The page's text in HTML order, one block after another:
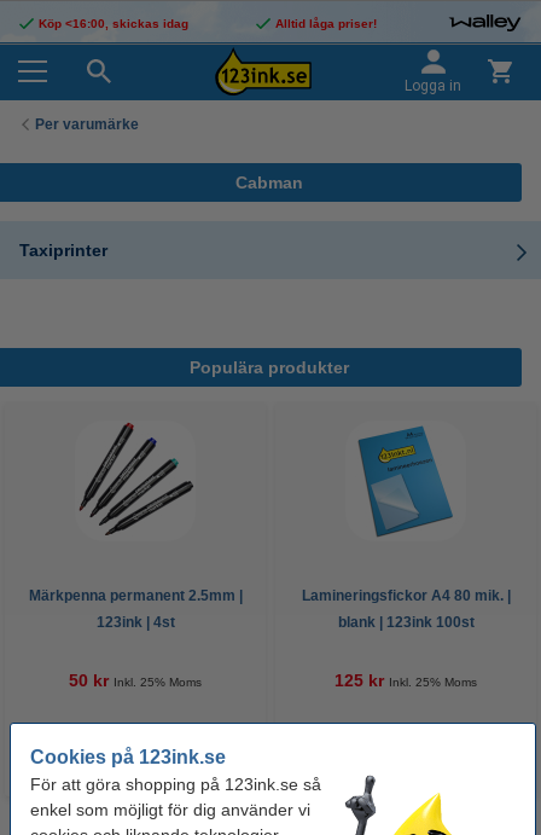
Cookies på 123ink.se
För att göra shopping på 123ink.se så
enkel som möjligt för dig använder vi
Köp <16:00, skickas idag Alltid låga priser!
Logga in
Per varumärke
Cabman
Taxiprinter
Populära produkter
Märkpenna permanent 2.5mm |
123ink | 4st
50 kr Inkl. 25% Moms
Lamineringsfickor A4 80 mik. |
blank | 123ink 100st
125 kr Inkl. 25% Moms